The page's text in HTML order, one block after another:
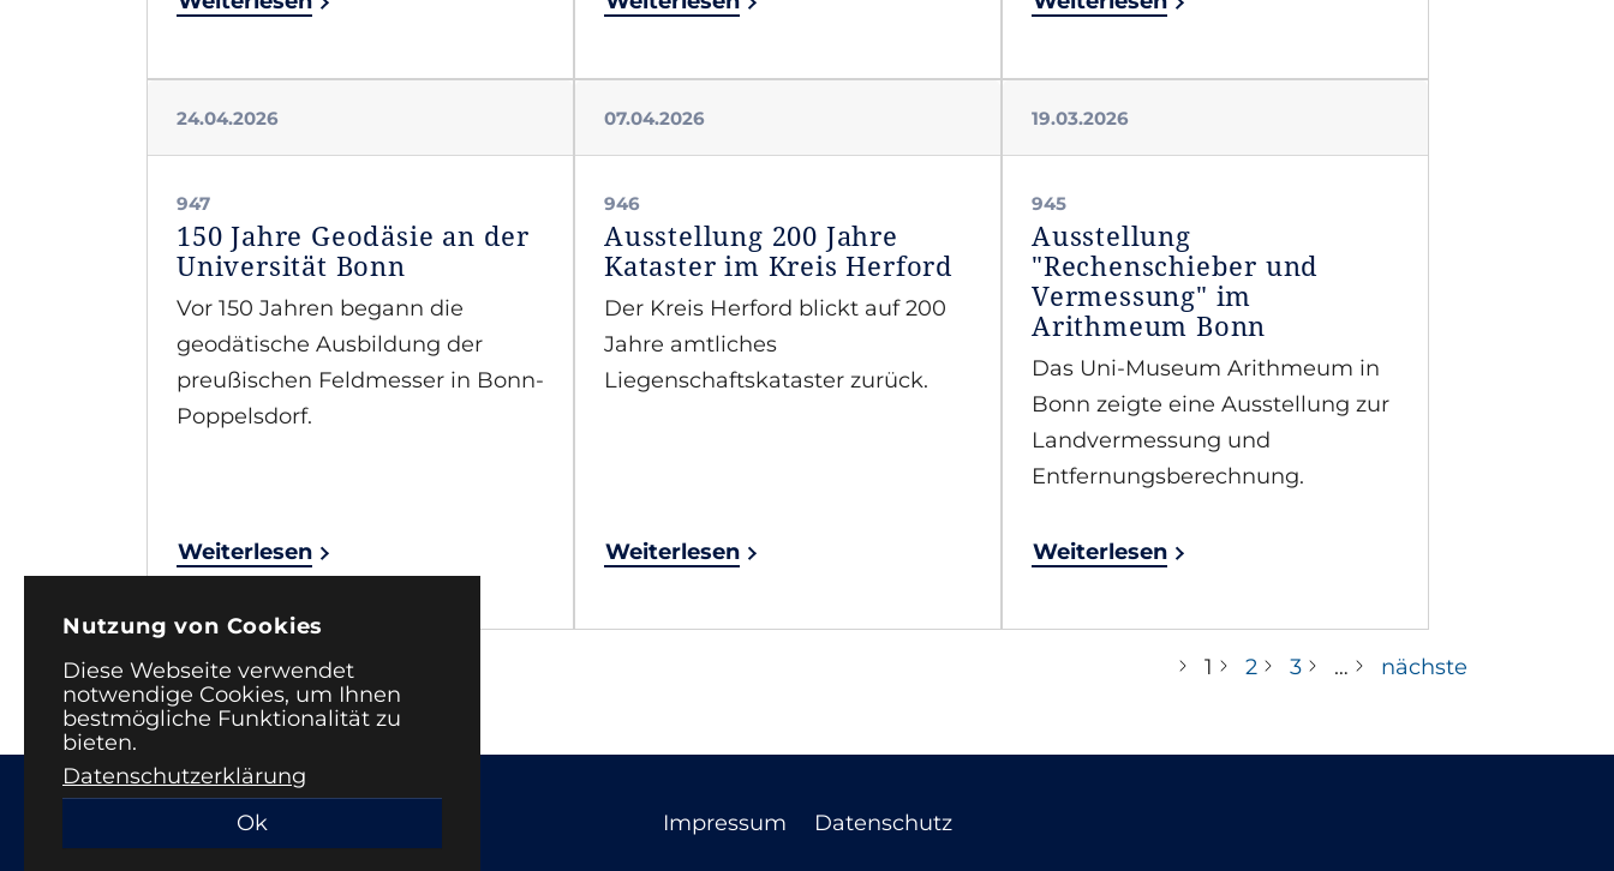
Nutzung von Cookies
Diese Webseite verwendet
notwendige Cookies, um Ihnen
bestmögliche Funktionalität zu
bieten.
Datenschutzerklärung
Ok
24.04.2026
947
150 Jahre Geodäsie an der
Universität Bonn
Vor 150 Jahren begann die
geodätische Ausbildung der
preußischen Feldmesser in Bonn-
Poppelsdorf.
Weiterlesen
07.04.2026
946
Ausstellung 200 Jahre
Kataster im Kreis Herford
Der Kreis Herford blickt auf 200
Jahre amtliches
Liegenschaftskataster zurück.
Weiterlesen
19.03.2026
945
Ausstellung
"Rechenschieber und
Vermessung" im
Arithmeum Bonn
Das Uni-Museum Arithmeum in
Bonn zeigte eine Ausstellung zur
Landvermessung und
Entfernungsberechnung.
Weiterlesen
1 2 3 … nächste
Impressum Datenschutz